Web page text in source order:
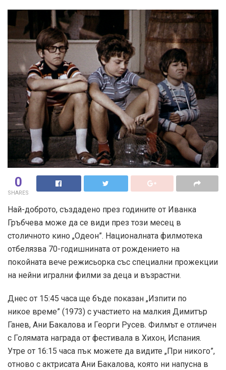
0
SHARES
Най-доброто, създадено през годините от Иванка
Гръбчева може да се види през този месец в
столичното кино „Одеон”. Националната филмотека
отбелязва 70-годишнината от рождението на
покойната вече режисьорка със специални прожекции
на нейни игрални филми за деца и възрастни.
Днес от 15:45 часа ще бъде показан „Изпити по
никое време” (1973) с участието на малкия Димитър
Ганев, Ани Бакалова и Георги Русев. Филмът е отличен
с Голямата награда от фестивала в Хихон, Испания.
Утре от 16:15 часа пък можете да видите „При никого”,
отново с актрисата Ани Бакалова, която ни напусна в